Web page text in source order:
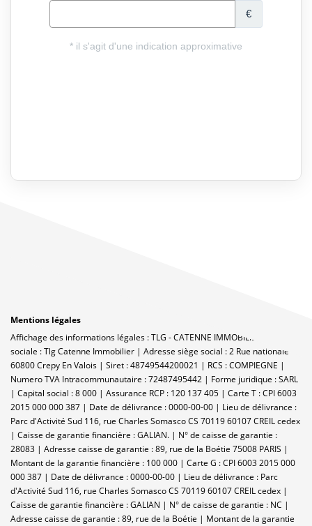
Mentions légales
Affichage des informations légales : TLG - CATENNE IMMOBILIER | Raison
sociale : Tlg Catenne Immobilier | Adresse siège social : 2 Rue nationale -
60800 Crepy En Valois | Siret : 48749544200021 | RCS : COMPIEGNE |
Numero TVA Intracommunautaire : 72487495442 | Forme juridique : SARL
| Capital social : 8 000 | Assurance RCP : 120 137 405 | Carte T : CPI 6003
2015 000 000 387 | Date de délivrance : 0000-00-00 | Lieu de délivrance :
Parc d'Activité Sud 116, rue Charles Somasco CS 70119 60107 CREIL cedex
| Caisse de garantie financière : GALIAN. | N° de caisse de garantie :
28083 | Adresse caisse de garantie : 89, rue de la Boétie 75008 PARIS |
Montant de la garantie financière : 100 000 | Carte G : CPI 6003 2015 000
000 387 | Date de délivrance : 0000-00-00 | Lieu de délivrance : Parc
d'Activité Sud 116, rue Charles Somasco CS 70119 60107 CREIL cedex |
Caisse de garantie financière : GALIAN | N° de caisse de garantie : NC |
Adresse caisse de garantie : 89, rue de la Boétie | Montant de la garantie